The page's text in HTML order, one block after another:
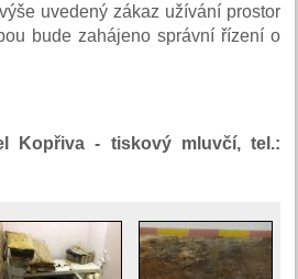
uvedený zákaz užívání prostor
bude zahájeno správní řízení o
Kopřiva - tiskový mluvčí, tel.: